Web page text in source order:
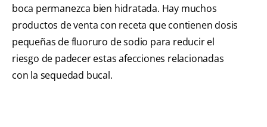
boca permanezca bien hidratada. Hay muchos
productos de venta con receta que contienen dosis
pequeñas de fluoruro de sodio para reducir el
riesgo de padecer estas afecciones relacionadas
con la sequedad bucal.